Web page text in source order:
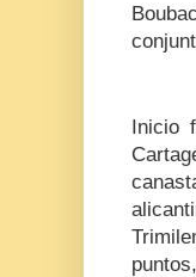
Inicio